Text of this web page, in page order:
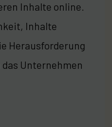
Inhalte online.
Inhalte
Herausforderung
Unternehmen